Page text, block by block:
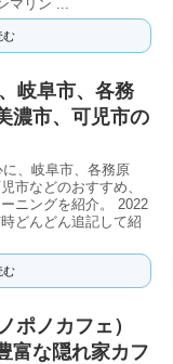
マリン ...
む
岐阜市、各務
濃市、可児市の
、岐阜市、各務原
市などのおすすめ、
ニングを紹介。 2022
どんどん追記して紹
む
ノカフェ）
富な隠れ家カフ